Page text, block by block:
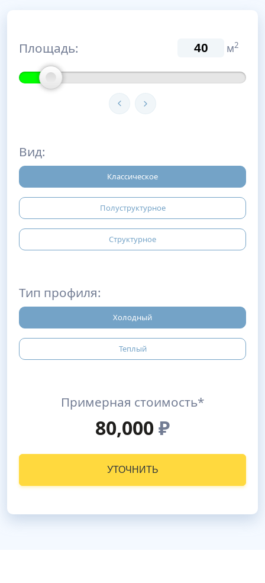
Площадь: м2
Вид:
Классическое
Полуструктурное
Структурное
Тип профиля:
Холодный
Теплый
Примерная стоимость*
80,000₽
УТОЧНИТЬ